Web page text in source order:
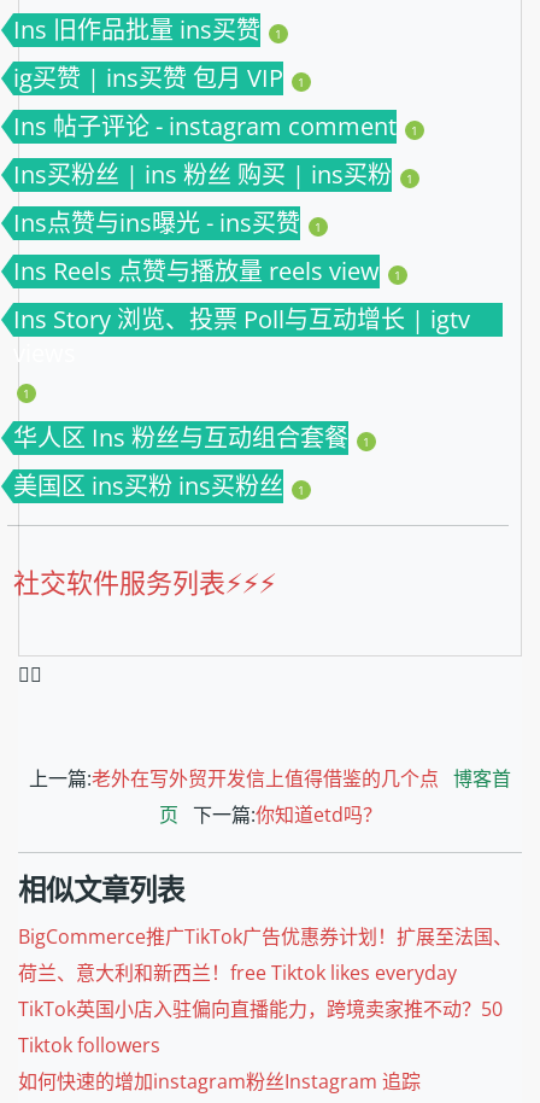
Ins 旧作品批量 ins买赞 1
ig买赞 | ins买赞 包月 VIP 1
Ins 帖子评论 - instagram comment 1
Ins买粉丝 | ins 粉丝 购买 | ins买粉 1
Ins点赞与ins曝光 - ins买赞 1
Ins Reels 点赞与播放量 reels view 1
Ins Story 浏览、投票 Poll与互动增长 | igtv
views
1
华人区 Ins 粉丝与互动组合套餐 1
美国区 ins买粉 ins买粉丝 1
社交软件服务列表⚡️⚡️⚡️
❤️‍🔥
上一篇:老外在写外贸开发信上值得借鉴的几个点 博客首
页 下一篇:你知道etd吗？
相似文章列表
BigCommerce推广TikTok广告优惠券计划！扩展至法国、
荷兰、意大利和新西兰！free Tiktok likes everyday
TikTok英国小店入驻偏向直播能力，跨境卖家推不动？50
Tiktok followers
如何快速的增加instagram粉丝Instagram 追踪